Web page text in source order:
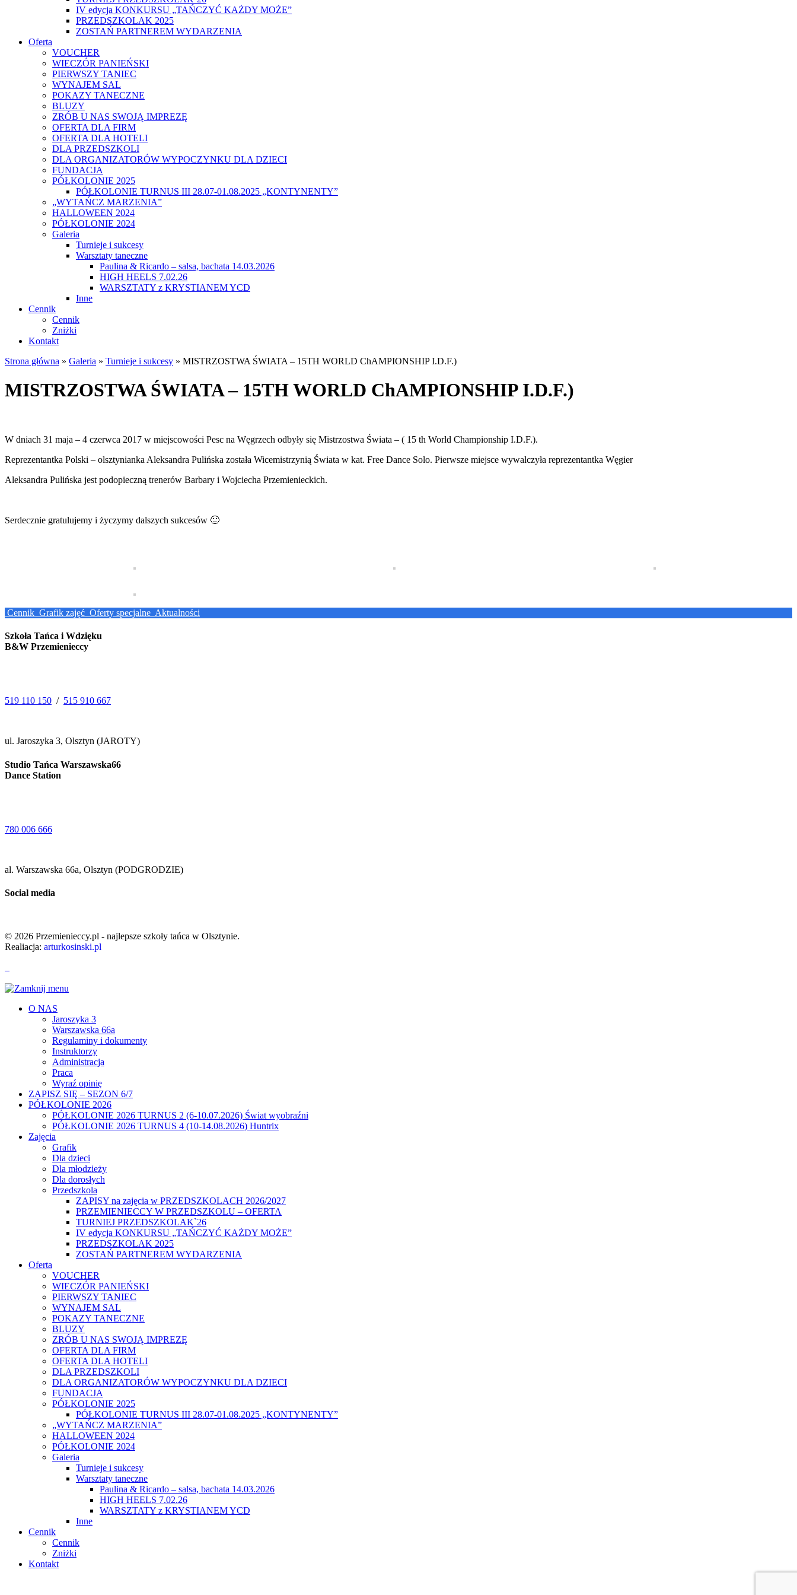
IV edycja KONKURSU „TAŃCZYĆ KAŻDY MOŻE”
PRZEDSZKOLAK 2025
ZOSTAŃ PARTNEREM WYDARZENIA
Oferta
VOUCHER
WIECZÓR PANIEŃSKI
PIERWSZY TANIEC
WYNAJEM SAL
POKAZY TANECZNE
BLUZY
ZRÓB U NAS SWOJĄ IMPREZĘ
OFERTA DLA FIRM
OFERTA DLA HOTELI
DLA PRZEDSZKOLI
DLA ORGANIZATORÓW WYPOCZYNKU DLA DZIECI
FUNDACJA
PÓŁKOLONIE 2025
PÓŁKOLONIE TURNUS III 28.07-01.08.2025 „KONTYNENTY”
„WYTAŃCZ MARZENIA”
HALLOWEEN 2024
PÓŁKOLONIE 2024
Galeria
Turnieje i sukcesy
Warsztaty taneczne
Paulina & Ricardo – salsa, bachata 14.03.2026
HIGH HEELS 7.02.26
WARSZTATY z KRYSTIANEM YCD
Inne
Cennik
Cennik
Zniżki
Kontakt
Strona główna » Galeria » Turnieje i sukcesy » MISTRZOSTWA ŚWIATA – 15TH WORLD ChAMPIONSHIP I.D.F.)
MISTRZOSTWA ŚWIATA – 15TH WORLD ChAMPIONSHIP I.D.F.)
W dniach 31 maja – 4 czerwca 2017 w miejscowości Pesc na Węgrzech odbyły się Mistrzostwa Świata – ( 15 th World Championship I.D.F.).
Reprezentantka Polski – olsztynianka Aleksandra Pulińska została Wicemistrzynią Świata w kat. Free Dance Solo. Pierwsze miejsce wywalczyła reprezentantka Węgier
Aleksandra Pulińska jest podopieczną trenerów Barbary i Wojciecha Przemienieckich.
Serdecznie gratulujemy i życzymy dalszych sukcesów 🙂
Cennik Grafik zajęć Oferty specjalne Aktualności
Szkoła Tańca i Wdzięku
B&W Przemienieccy
519 110 150 / 515 910 667
ul. Jaroszyka 3, Olsztyn (JAROTY)
Studio Tańca Warszawska66
Dance Station
780 006 666
al. Warszawska 66a, Olsztyn (PODGRODZIE)
Social media
© 2026 Przemienieccy.pl - najlepsze szkoły tańca w Olsztynie.
Realiacja: arturkosinski.pl
O NAS
Jaroszyka 3
Warszawska 66a
Regulaminy i dokumenty
Instruktorzy
Administracja
Praca
Wyraź opinię
ZAPISZ SIĘ – SEZON 6/7
PÓŁKOLONIE 2026
PÓŁKOLONIE 2026 TURNUS 2 (6-10.07.2026) Świat wyobraźni
PÓŁKOLONIE 2026 TURNUS 4 (10-14.08.2026) Huntrix
Zajęcia
Grafik
Dla dzieci
Dla młodzieży
Dla dorosłych
Przedszkola
ZAPISY na zajęcia w PRZEDSZKOLACH 2026/2027
PRZEMIENIECCY W PRZEDSZKOLU – OFERTA
TURNIEJ PRZEDSZKOLAK`26
IV edycja KONKURSU „TAŃCZYĆ KAŻDY MOŻE”
PRZEDSZKOLAK 2025
ZOSTAŃ PARTNEREM WYDARZENIA
Oferta
VOUCHER
WIECZÓR PANIEŃSKI
PIERWSZY TANIEC
WYNAJEM SAL
POKAZY TANECZNE
BLUZY
ZRÓB U NAS SWOJĄ IMPREZĘ
OFERTA DLA FIRM
OFERTA DLA HOTELI
DLA PRZEDSZKOLI
DLA ORGANIZATORÓW WYPOCZYNKU DLA DZIECI
FUNDACJA
PÓŁKOLONIE 2025
PÓŁKOLONIE TURNUS III 28.07-01.08.2025 „KONTYNENTY”
„WYTAŃCZ MARZENIA”
HALLOWEEN 2024
PÓŁKOLONIE 2024
Galeria
Turnieje i sukcesy
Warsztaty taneczne
Paulina & Ricardo – salsa, bachata 14.03.2026
HIGH HEELS 7.02.26
WARSZTATY z KRYSTIANEM YCD
Inne
Cennik
Cennik
Zniżki
Kontakt